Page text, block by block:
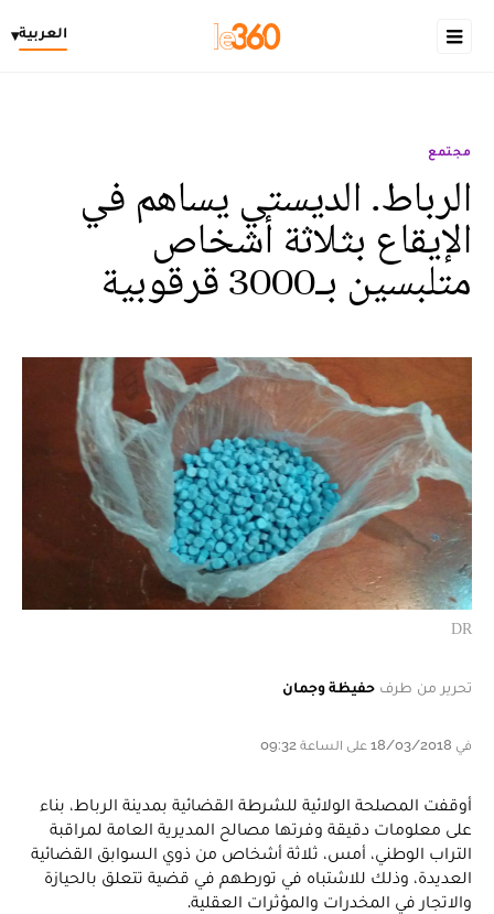
العربية▾
مجتمع
الرباط. الديستي يساهم في
الإيقاع بثلاثة أشخاص
متلبسين بـ3000 قرقوبية
DR
تحرير من طرف حفيظة وجمان
في 18/03/2018 على الساعة 09:32
أوقفت المصلحة الولائية للشرطة القضائية بمدينة الرباط، بناء
على معلومات دقيقة وفرتها مصالح المديرية العامة لمراقبة
التراب الوطني، أمس، ثلاثة أشخاص من ذوي السوابق القضائية
العديدة، وذلك للاشتباه في تورطهم في قضية تتعلق بالحيازة
والاتجار في المخدرات والمؤثرات العقلية.